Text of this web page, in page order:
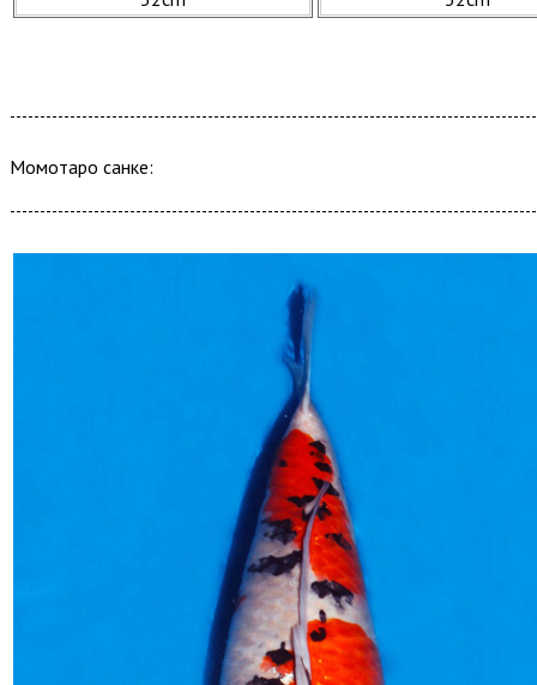
Момотаро санке: